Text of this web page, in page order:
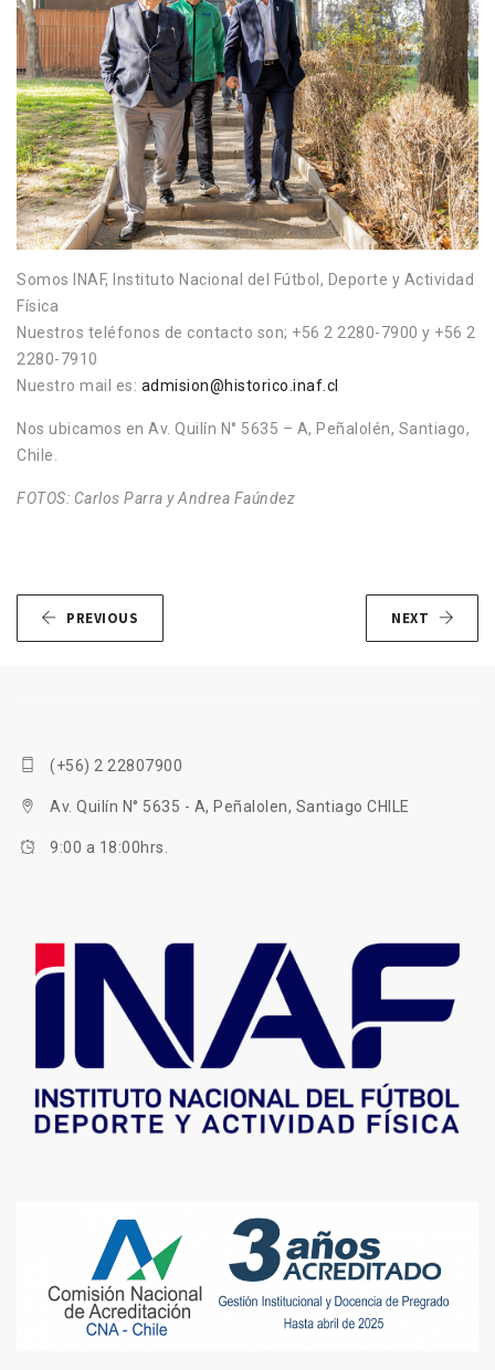
Somos INAF, Instituto Nacional del Fútbol, Deporte y Actividad
Física
Nuestros teléfonos de contacto son; +56 2 2280-7900 y +56 2
2280-7910
Nuestro mail es: admision@historico.inaf.cl
Nos ubicamos en Av. Quilín N° 5635 – A, Peñalolén, Santiago,
Chile.
FOTOS: Carlos Parra y Andrea Faúndez
PREVIOUS NEXT
(+56) 2 22807900
Av. Quilín N° 5635 - A, Peñalolen, Santiago CHILE
9:00 a 18:00hrs.